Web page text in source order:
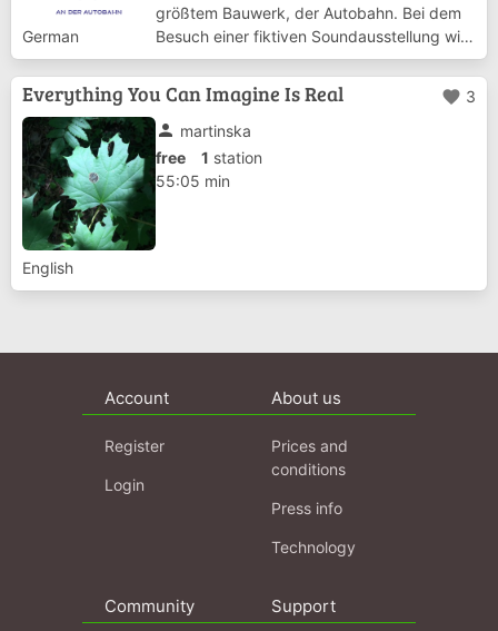
German
größtem Bauwerk, der Autobahn. Bei dem
Besuch einer fiktiven Soundausstellung wird
die Autobahn zum Schauplatz. Ihre
Geschichte und enge Verbindung mit der
Autonation Deutschland wird auf
unterschiedlichen Eb...
Everything You Can Imagine Is Real favorite 3
English
person martinska
free
1 station
55:05 min
Account
Register
Login
About us
Prices and
conditions
Press info
Technology
Community Support